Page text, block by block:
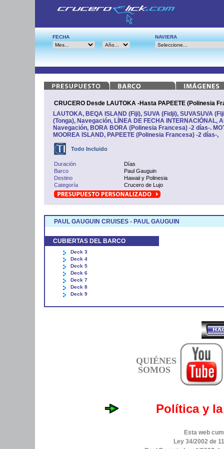
FECHA NAVIERA
CRUCERO Desde LAUTOKA -Hasta PAPEETE (Polinesia
LAUTOKA, BEQA ISLAND (Fiji), SUVA (Fidji), SUVASUVA
(Tonga), Navegación, LÍNEA DE FECHA INTERNACIÓNAL,
Navegación, BORA BORA (Polinesia Francesa) -2 días-.
MOOREA ISLAND, PAPEETE (Polinesia Francesa) -2 días-,
Todo Incluido
Duración
Días
Barco
Paul Gauguin
Destino
Hawaii y Polinesia
Categoría
Crucero de Lujo
PAUL GAUGUIN CRUISES - PAUL GAUGUIN
CUBIERTAS DEL BARCO
Deck 3
Deck 4
Deck 5
Deck 6
Deck 7
Deck 8
Deck 9
QUIÉNES
SOMOS
Política y
Esta web
Ley 34/2002 de